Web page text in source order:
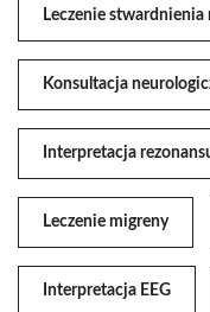
Leczenie stwardnienia
Konsultacja
Interpretacja
Leczenie migreny
Interpretacja EEG